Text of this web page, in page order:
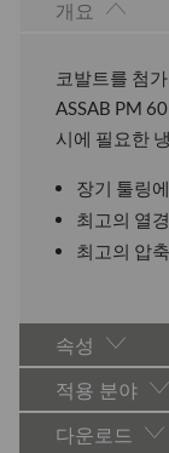
개요
코발트를 첨
ASSAB PM
시에 필요한
장기 툴링
최고의 열
최고의 압
속성
적용 분야
다운로드